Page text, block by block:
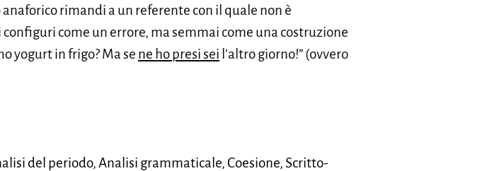
rimandi a un referente con il quale non è
come un errore, ma semmai come una costruzione
yogurt in frigo? Ma se ne ho presi sei l’altro giorno!” (ovvero
del periodo, Analisi grammaticale, Coesione, Scritto-